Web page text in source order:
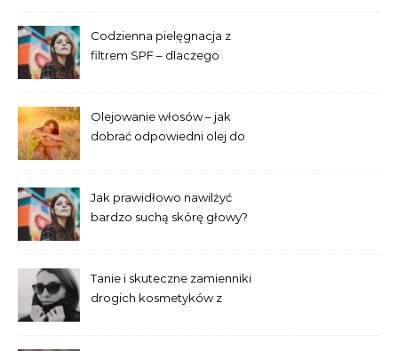
Codzienna pielęgnacja z
filtrem SPF – dlaczego
Olejowanie włosów – jak
dobrać odpowiedni olej do
Jak prawidłowo nawilżyć
bardzo suchą skórę głowy?
Tanie i skuteczne zamienniki
drogich kosmetyków z